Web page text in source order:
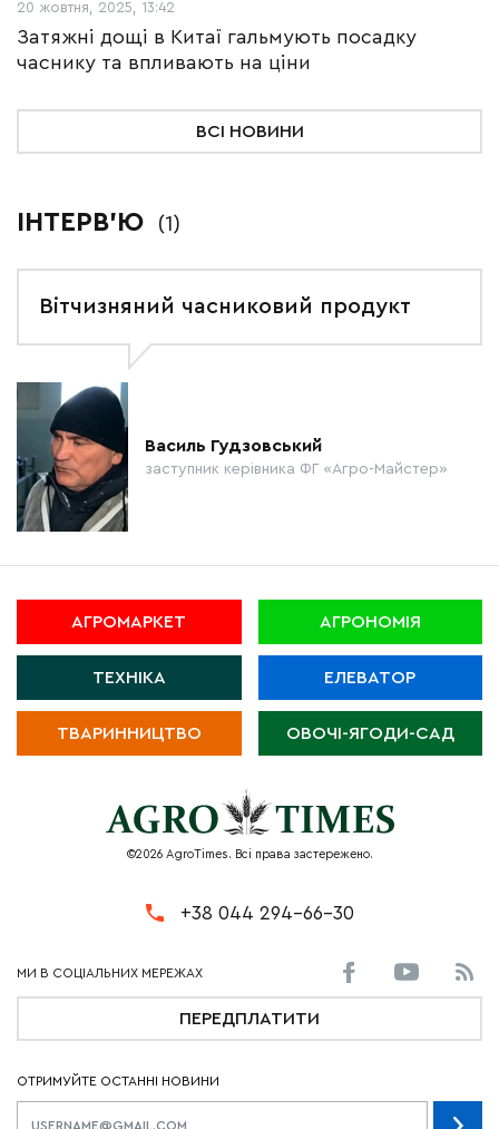
20 жовтня, 2025, 13:42
Затяжні дощі в Китаї гальмують посадку
часнику та впливають на ціни
ВСІ НОВИНИ
ІНТЕРВ'Ю (1)
Вітчизняний часниковий продукт
Василь Гудзовський
заступник керівника ФГ «Агро-Майстер»
АГРОМАРКЕТ АГРОНОМІЯ
ТЕХНІКА ЕЛЕВАТОР
ТВАРИННИЦТВО ОВОЧІ-ЯГОДИ-САД
©2026 AgroTimes. Всі права застережено.
+38 044 294-66-30
ПЕРЕДПЛАТИТИ
ОТРИМУЙТЕ ОСТАННІ НОВИНИ